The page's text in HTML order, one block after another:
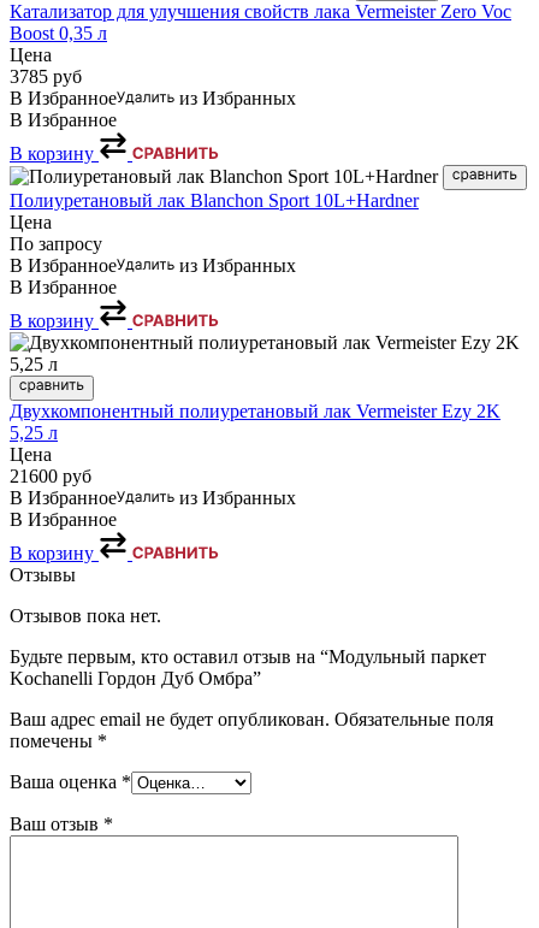
Катализатор для улучшения свойств лака Vermeister Zero Voc
Boost 0,35 л
Цена
3785 руб
В Избранное
из Избранных
В Избранное
В корзину
Полиуретановый лак Blanchon Sport 10L+Hardner
Цена
По запросу
В Избранное
из Избранных
В Избранное
В корзину
Двухкомпонентный полиуретановый лак Vermeister Ezy 2K
5,25 л
Цена
21600 руб
В Избранное
из Избранных
В Избранное
В корзину
Отзывы
Отзывов пока нет.
Будьте первым, кто оставил отзыв на “Модульный паркет
Kochanelli Гордон Дуб Омбра”
Ваш адрес email не будет опубликован. Обязательные поля
помечены *
Ваша оценка *
Ваш отзыв *